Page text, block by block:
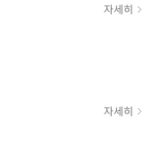
자세히
자세히